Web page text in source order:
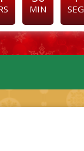
MIN SEG